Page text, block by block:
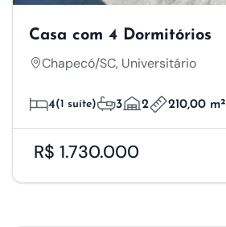
Casa com 4 Dormitórios
Chapecó/SC, Universitário
4(1 suíte) 3 2 210,00 m²
R$ 1.730.000